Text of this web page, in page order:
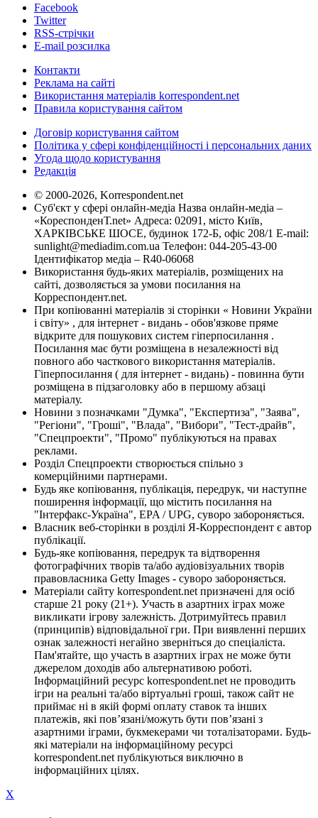
Facebook
Twitter
RSS-стрічки
E-mail розсилка
Контакти
Реклама на сайті
Використання матеріалів korrespondent.net
Правила користування сайтом
Договір користування сайтом
Політика у сфері конфіденційності і персональних даних
Угода щодо користування
Редакція
© 2000-2026, Korrespondent.net
Суб'єкт у сфері онлайн-медіа Назва онлайн-медіа –
«КореспонденТ.net» Адреса: 02091, місто Київ,
ХАРКІВСЬКЕ ШОСЕ, будинок 172-Б, офіс 208/1 E-mail:
sunlight@mediadim.com.ua Телефон: 044-205-43-00
Ідентифікатор медіа – R40-06068
Використання будь-яких матеріалів, розміщених на
сайті, дозволяється за умови посилання на
Корреспондент.net.
При копіюванні матеріалів зі сторінки « Новини України
і світу» , для інтернет - видань - обов'язкове пряме
відкрите для пошукових систем гіперпосилання .
Посилання має бути розміщена в незалежності від
повного або часткового використання матеріалів.
Гіперпосилання ( для інтернет - видань) - повинна бути
розміщена в підзаголовку або в першому абзаці
матеріалу.
Новини з позначками "Думка", "Експертиза", "Заява",
"Регіони", "Гроші", "Влада", "Вибори", "Тест-драйв",
"Спецпроекти", "Промо" публікуються на правах
реклами.
Розділ Спецпроекти створюється спільно з
комерційними партнерами.
Будь яке копіювання, публікація, передрук, чи наступне
поширення інформації, що містить посилання на
"Інтерфакс-Україна", EPA / UPG, суворо забороняється.
Власник веб-сторінки в розділі Я-Корреспондент є автор
публікації.
Будь-яке копіювання, передрук та відтворення
фотографічних творів та/або аудіовізуальних творів
правовласника Getty Images - суворо забороняється.
Матеріали сайту korrespondent.net призначені для осіб
старше 21 року (21+). Участь в азартних іграх може
викликати ігрову залежність. Дотримуйтесь правил
(принципів) відповідальної гри. При виявленні перших
ознак залежності негайно зверніться до спеціаліста.
Пам'ятайте, що участь в азартних іграх не може бути
джерелом доходів або альтернативою роботі.
Інформаційний ресурс korrespondent.net не проводить
ігри на реальні та/або віртуальні гроші, також сайт не
приймає ні в якій формі оплату ставок та інших
платежів, які пов’язані/можуть бути пов’язані з
азартними іграми, букмекерами чи тоталізаторами. Будь-
які матеріали на інформаційному ресурсі
korrespondent.net публікуються виключно в
інформаційних цілях.
X